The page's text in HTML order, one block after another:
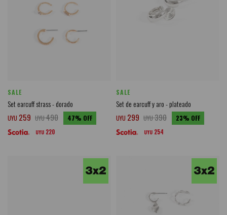
SALE
Set earcuff strass - dorado
UYU 259 UYU490 47
UYU 220
SALE
Set de earcuff y aro - plateado
UYU 299 UYU390 23
UYU 254